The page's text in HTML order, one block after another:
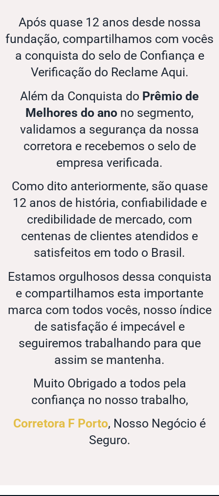
Após quase 12 anos desde nossa
fundação, compartilhamos com vocês
a conquista do selo de Confiança e
Verificação do Reclame Aqui.
Além da Conquista do Prêmio de
Melhores do ano no segmento,
validamos a segurança da nossa
corretora e recebemos o selo de
empresa verificada.
Como dito anteriormente, são quase
12 anos de história, confiabilidade e
credibilidade de mercado, com
centenas de clientes atendidos e
satisfeitos em todo o Brasil.
Estamos orgulhosos dessa conquista
e compartilhamos esta importante
marca com todos vocês, nosso índice
de satisfação é impecável e
seguiremos trabalhando para que
assim se mantenha.
Muito Obrigado a todos pela
confiança no nosso trabalho,
Corretora F Porto, Nosso Negócio é
Seguro.